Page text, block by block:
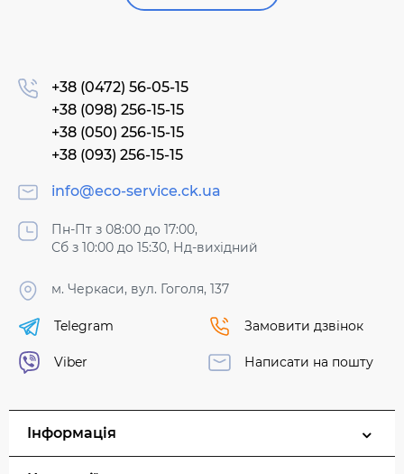
+38 (0472) 56-05-15
+38 (098) 256-15-15
+38 (050) 256-15-15
+38 (093) 256-15-15
info@eco-service.ck.ua
Пн-Пт з 08:00 до 17:00,
Сб з 10:00 до 15:30, Нд-вихідний
м. Черкаси, вул. Гоголя, 137
Telegram
Viber
Замовити дзвінок
Написати на пошту
Інформація